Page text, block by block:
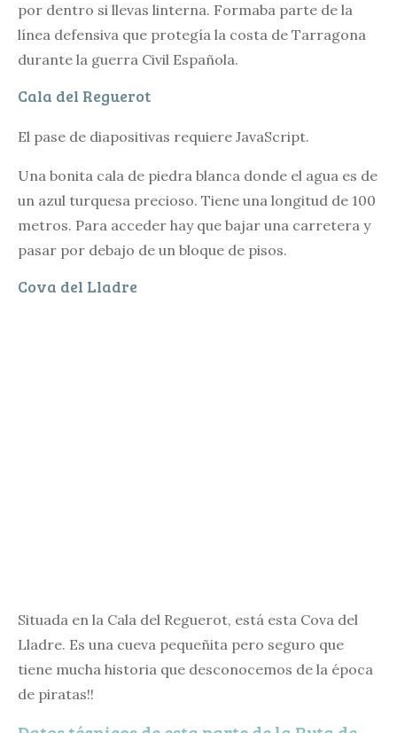
por dentro si llevas linterna. Formaba parte de la
línea defensiva que protegía la costa de Tarragona
durante la guerra Civil Española.
Cala del Reguerot
El pase de diapositivas requiere JavaScript.
Una bonita cala de piedra blanca donde el agua es de
un azul turquesa precioso. Tiene una longitud de 100
metros. Para acceder hay que bajar una carretera y
pasar por debajo de un bloque de pisos.
Cova del Lladre
Situada en la Cala del Reguerot, está esta Cova del
Lladre. Es una cueva pequeñita pero seguro que
tiene mucha historia que desconocemos de la época
de piratas!!